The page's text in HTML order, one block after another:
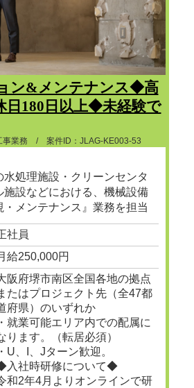
ン&メンテナンス◆高
日180日以上◆未経験で
事業務 / 案件ID：JLAG-KE003-53
水処理施設・クリーンセンタ
施設などにおける、機械設備
・メンテナンス』業務を担当
る
社員
給250,000円
阪府堺市南区全国各地の拠点
たはプロジェクト先（全47都
府県）のいずれか
・就業可能エリア内での配属に
ります。（転居必須）
・U、I、Jターン歓迎。
入社時研修について◆
和2年4月よりオンラインで研